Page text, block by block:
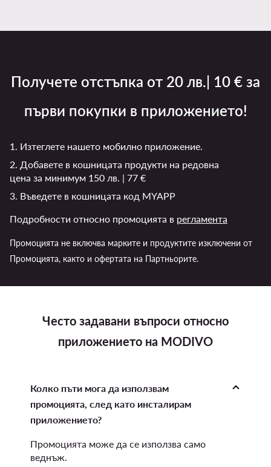
Често задавани въпроси относно
приложението на MODIVO
Колко пъти мога да използвам
промоцията, след като инсталирам
приложението?
Промоцията може да се използва само
веднъж.
Получете отстъпка от 20 лв.| 10 € за
първи покупки в приложението!
1. Изтеглете нашето мобилно приложение.
2. Добавете в кошницата продукти на редовна
цена за минимум 150 лв. | 77 €
3. Въведете в кошницата код MYAPP
Подробности относно промоцията в регламента
Промоцията не включва марките и продуктите изключени от
Промоцията, както и офертата на Партньорите.